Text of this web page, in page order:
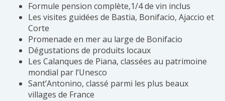
Formule pension complète,1/4 de vin inclus
Les visites guidées de Bastia, Bonifacio, Ajaccio et
Corte
Promenade en mer au large de Bonifacio
Dégustations de produits locaux
Les Calanques de Piana, classées au patrimoine
mondial par l’Unesco
Sant’Antonino, classé parmi les plus beaux
villages de France